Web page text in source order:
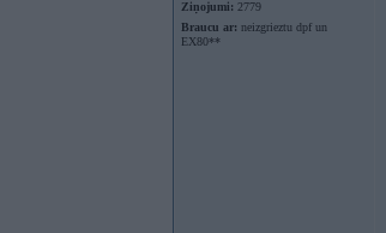
Ziņojumi: 2779
Braucu ar: neizgrieztu dpf un
EX80**